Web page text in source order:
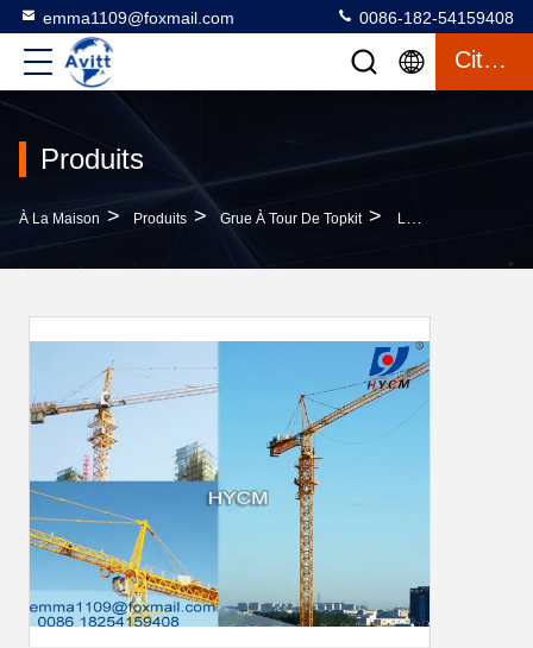
emma1109@foxmail.com 0086-182-54159408
Citation
Produits
À La Maison > Produits > Grue À Tour De Topkit > La Grue De Tour QTZ125 6515 Outils Et Machines De Construction De Bâtiments